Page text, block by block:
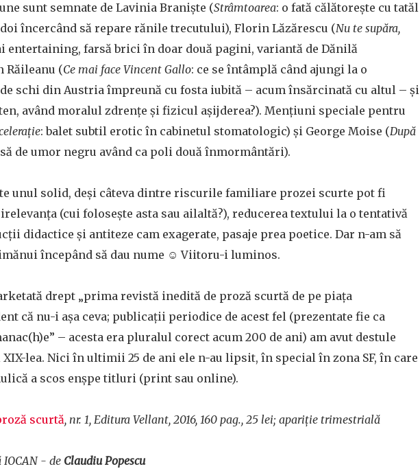
sunt semnate de Lavinia Braniște (Strâmtoarea: o fată călătorește cu tatăl
încercând să repare rănile trecutului), Florin Lăzărescu (Nu te supăra,
entertaining, farsă brici în doar două pagini, variantă de Dănilă
Răileanu (Ce mai face Vincent Gallo: ce se întâmplă când ajungi la o
schi din Austria împreună cu fosta iubită – acum însărcinată cu altul – și
având moralul zdrențe și fizicul așijderea?). Mențiuni speciale pentru
: balet subtil erotic în cabinetul stomatologic) și George Moise (După
de umor negru având ca poli două înmormântări).
unul solid, deși câteva dintre riscurile familiare prozei scurte pot fi
(cui folosește asta sau ailaltă?), reducerea textului la o tentativă
didactice și antiteze cam exagerate, pasaje prea poetice. Dar n-am să
începând să dau nume ☺ Viitoru-i luminos.
drept „prima revistă inedită de proză scurtă de pe piaţa
că nu-i așa ceva; publicații periodice de acest fel (prezentate fie ca
– acesta era pluralul corect acum 200 de ani) am avut destule
lea. Nici în ultimii 25 de ani ele n-au lipsit, în special în zona SF, în care
a scos enșpe titluri (print sau online).
scurtă, nr. 1, Editura Vellant, 2016, 160 pag., 25 lei; apariție trimestrială
IOCAN - de Claudiu Popescu